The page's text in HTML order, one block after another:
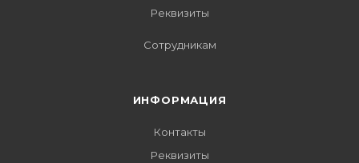
Реквизиты
Сотрудникам
ИНФОРМАЦИЯ
Контакты
Реквизиты